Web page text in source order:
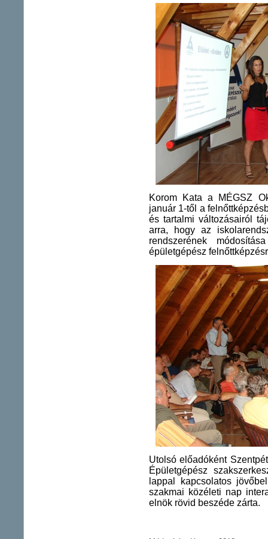
Korom Kata a MÉGSZ
január 1-től a
és tartalmi változásairól
arra, hogy az
rendszerének
épületgépész
Utolsó előadóként
Épületgépész
lappal kapcsolatos
szakmai közéleti nap
elnök rövid beszéde zárta.